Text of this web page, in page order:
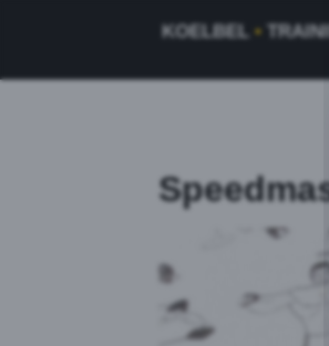
KOELBEL •